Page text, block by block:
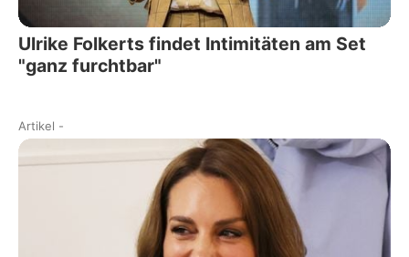
Ulrike Folkerts findet Intimitäten am Set
"ganz furchtbar"
Artikel -